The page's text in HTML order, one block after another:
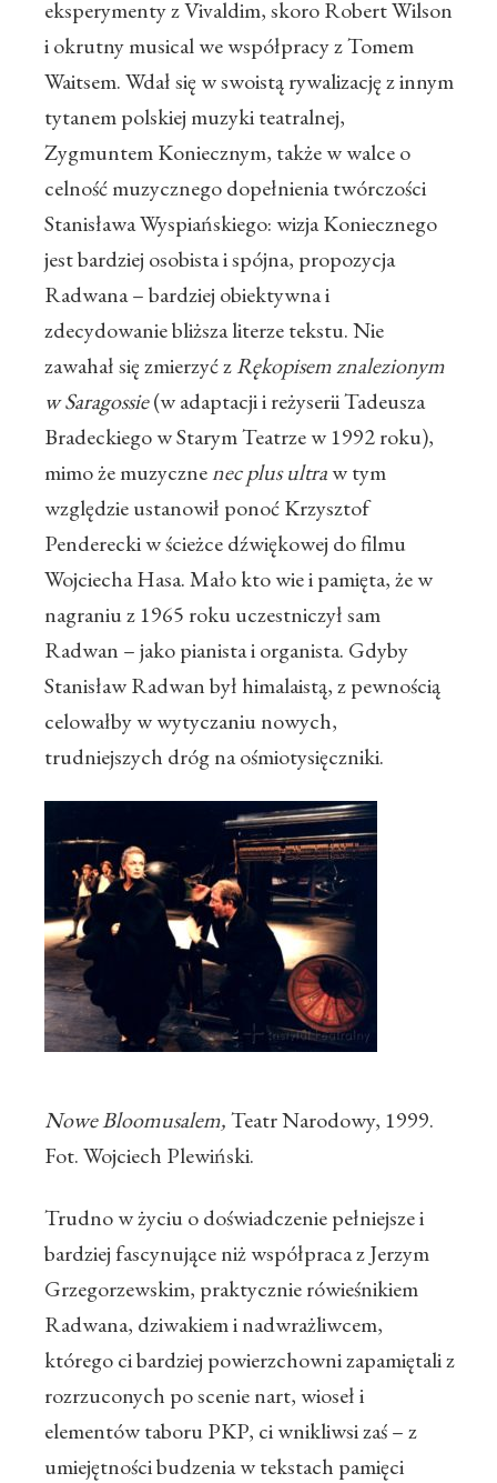
eksperymenty z Vivaldim, skoro Robert Wilson
i okrutny musical we współpracy z Tomem
Waitsem. Wdał się w swoistą rywalizację z innym
tytanem polskiej muzyki teatralnej,
Zygmuntem Koniecznym, także w walce o
celność muzycznego dopełnienia twórczości
Stanisława Wyspiańskiego: wizja Koniecznego
jest bardziej osobista i spójna, propozycja
Radwana – bardziej obiektywna i
zdecydowanie bliższa literze tekstu. Nie
zawahał się zmierzyć zRękopisem znalezionym
w Saragossie(w adaptacji i reżyserii Tadeusza
Bradeckiego w Starym Teatrze w 1992 roku),
mimo że muzycznenec plus ultraw tym
względzie ustanowił ponoć Krzysztof
Penderecki w ścieżce dźwiękowej do filmu
Wojciecha Hasa. Mało kto wie i pamięta, że w
nagraniu z 1965 roku uczestniczył sam
Radwan – jako pianista i organista. Gdyby
Stanisław Radwan był himalaistą, z pewnością
celowałby w wytyczaniu nowych,
trudniejszych dróg na ośmiotysięczniki.
Nowe Bloomusalem,Teatr Narodowy, 1999.
Fot. Wojciech Plewiński.
Trudno w życiu o doświadczenie pełniejsze i
bardziej fascynujące niż współpraca z Jerzym
Grzegorzewskim, praktycznie rówieśnikiem
Radwana, dziwakiem i nadwrażliwcem,
którego ci bardziej powierzchowni zapamiętali z
rozrzuconych po scenie nart, wioseł i
elementów taboru PKP, ci wnikliwsi zaś – z
umiejętności budzenia w tekstach pamięci